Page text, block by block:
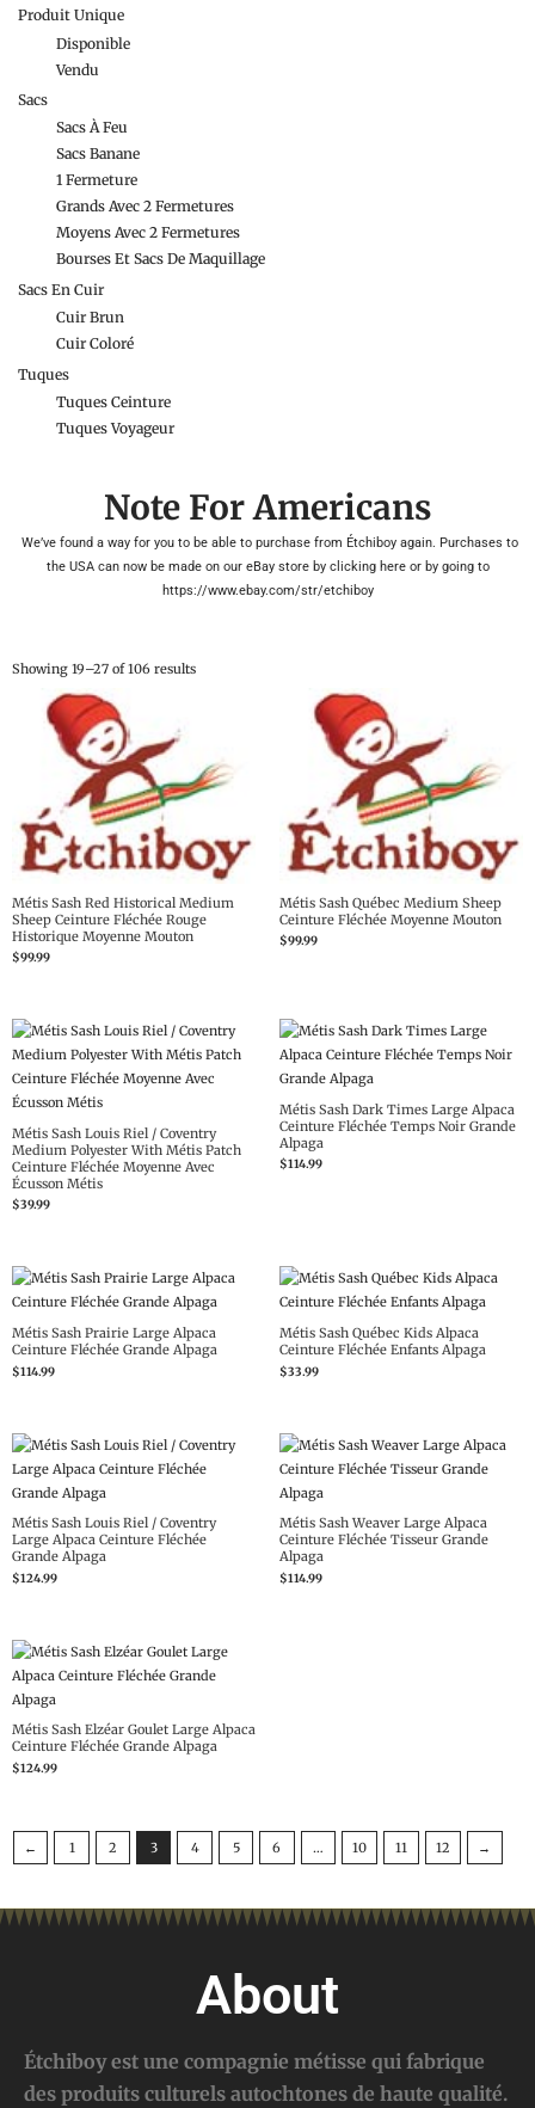
Note For Americans
We’ve found a way for you to be able to purchase from Étchiboy again. Purchases to
the USA can now be made on our eBay store by clicking here or by going to
https://www.ebay.com/str/etchiboy
Showing 19–27 of 106 results
Métis Sash Red Historical Medium
Sheep Ceinture Fléchée Rouge
Historique Moyenne Mouton
$99.99
Métis Sash Québec Medium Sheep
Ceinture Fléchée Moyenne Mouton
$99.99
Métis Sash Louis Riel / Coventry
Medium Polyester With Métis Patch
Ceinture Fléchée Moyenne Avec
Écusson Métis
$39.99
Métis Sash Dark Times Large Alpaca
Ceinture Fléchée Temps Noir Grande
Alpaga
$114.99
Métis Sash Prairie Large Alpaca
Ceinture Fléchée Grande Alpaga
$114.99
Métis Sash Québec Kids Alpaca
Ceinture Fléchée Enfants Alpaga
$33.99
Métis Sash Louis Riel / Coventry
Large Alpaca Ceinture Fléchée
Grande Alpaga
$124.99
Métis Sash Weaver Large Alpaca
Ceinture Fléchée Tisseur Grande
Alpaga
$114.99
Métis Sash Elzéar Goulet Large Alpaca
Ceinture Fléchée Grande Alpaga
$124.99
← 1 2 3 4 5 6 … 10 11 12 →
Produit Unique
Disponible
Vendu
Sacs
Sacs À Feu
Sacs Banane
1 Fermeture
Grands Avec 2 Fermetures
Moyens Avec 2 Fermetures
Bourses Et Sacs De Maquillage
Sacs En Cuir
Cuir Brun
Cuir Coloré
Tuques
Tuques Ceinture
Tuques Voyageur
About
Étchiboy est une compagnie métisse qui fabrique
des produits culturels autochtones de haute qualité.